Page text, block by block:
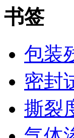
书签
包装
密封
撕裂